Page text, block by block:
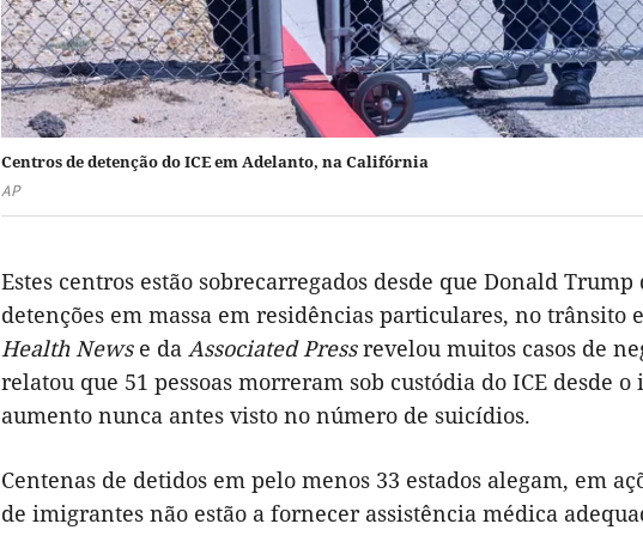
Centros de detenção do ICE em Adelanto, na Califórnia
AP
Estes centros estão sobrecarregados desde que Donald
detenções em massa em residências particulares, no trânsito
Health Newse da Associated Pressrevelou muitos casos de
relatou que 51 pessoas morreram sob custódia do ICE desde
aumento nunca antes visto no número de suicídios.
Centenas de detidos em pelo menos 33 estados alegam, em
de imigrantes não estão a fornecer assistência médica